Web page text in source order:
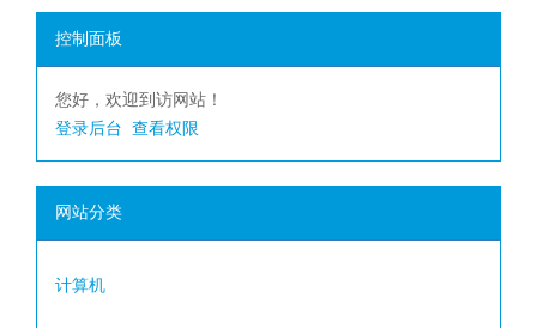
控制面板
您好，欢迎到访网站！
登录后台 查看权限
网站分类
计算机